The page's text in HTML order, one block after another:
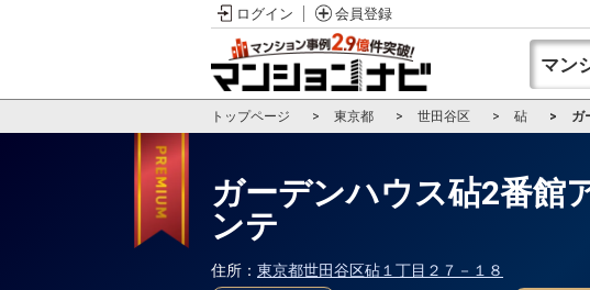
ログイン 会員登録
トップページ 東京都 世田谷区 砧 ガ
ガーデンハウス砧2番館
ンテ
住所： 東京都世田谷区砧１丁目２７－１８